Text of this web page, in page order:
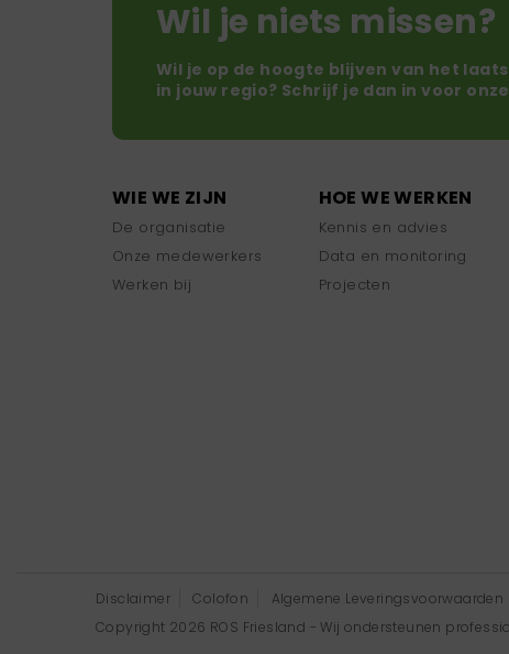
Wil je niets missen?
Wil je op de hoogte blijven van het
in jouw regio? Schrijf je dan in voor
WIE WE ZIJN
De organisatie
Onze medewerkers
Werken bij
HOE WE WERKEN
Kennis en advies
Data en monitoring
Projecten
Disclaimer Colofon Algemene Leveringsvoorwaarden
Copyright 2026 ROS Friesland - Wij ondersteunen